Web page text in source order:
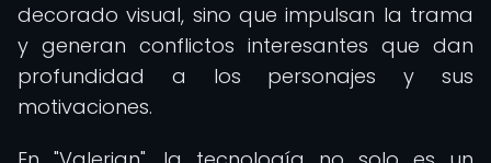
decorado visual, sino que impulsan la trama
y generan conflictos interesantes que dan
profundidad a los personajes y sus
motivaciones.